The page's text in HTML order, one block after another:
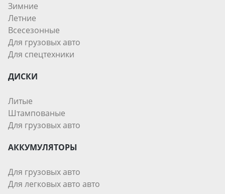
Зимние
Летние
Всесезонные
Для грузовых авто
Для спецтехники
ДИСКИ
Литые
Штампованые
Для грузовых авто
АККУМУЛЯТОРЫ
Для грузовых авто
Для легковых авто авто